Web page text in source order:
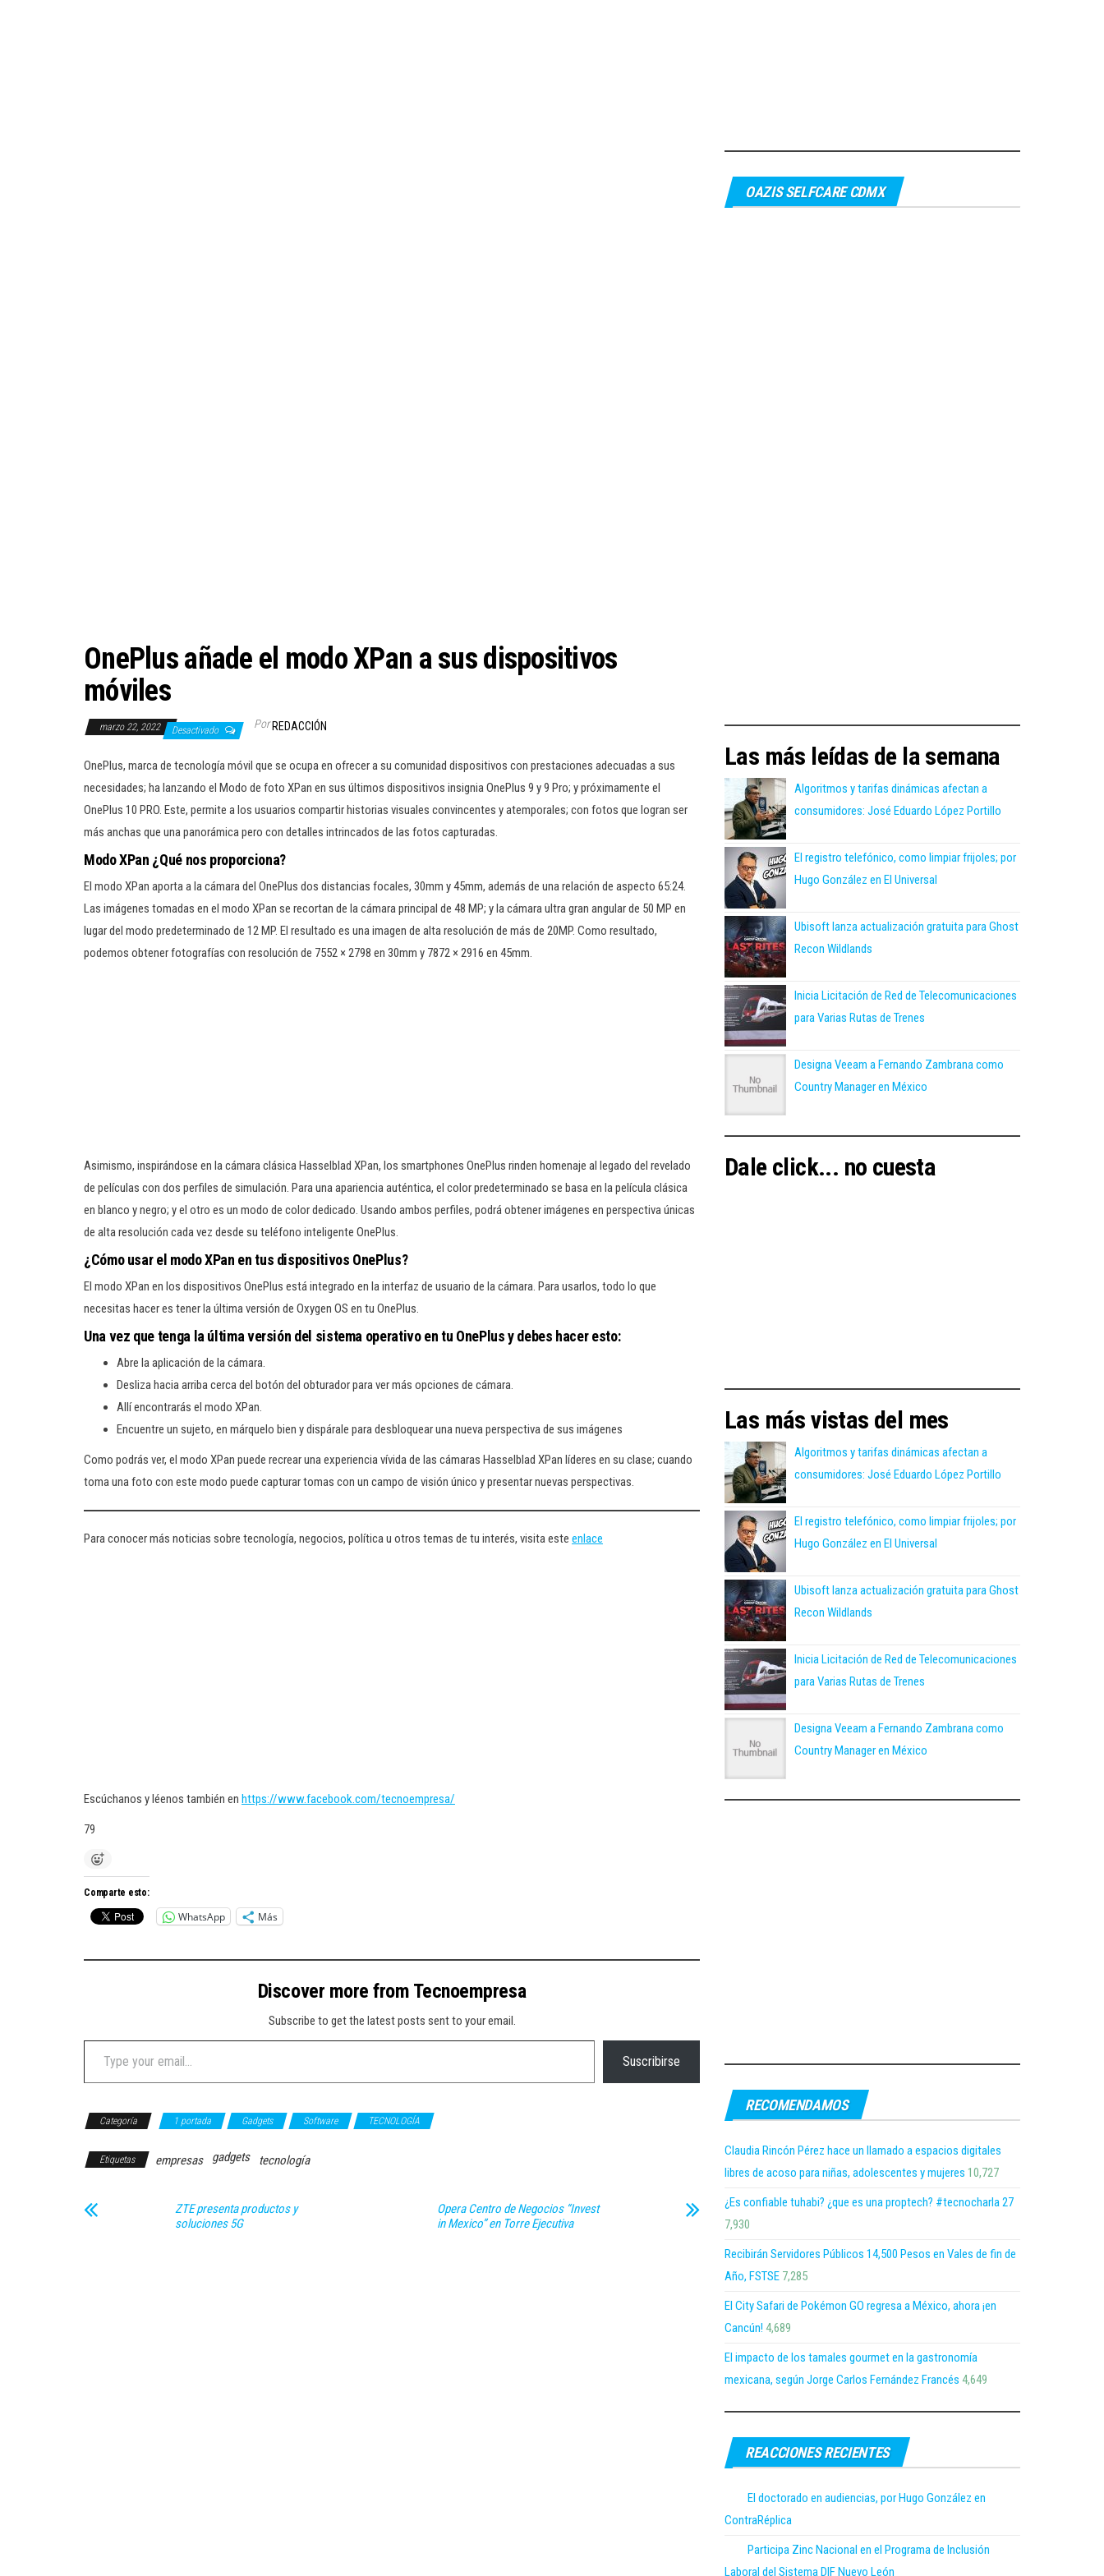
OnePlus añade el modo XPan a sus dispositivos
móviles
marzo 22, 2022 Desactivado Por REDACCIÓN
OnePlus, marca de tecnología móvil que se ocupa en ofrecer a su comunidad dispositivos con prestaciones adecuadas a sus
necesidades; ha lanzando el Modo de foto XPan en sus últimos dispositivos insignia OnePlus 9 y 9 Pro; y próximamente el
OnePlus 10 PRO. Este, permite a los usuarios compartir historias visuales convincentes y atemporales; con fotos que logran ser
más anchas que una panorámica pero con detalles intrincados de las fotos capturadas.
Modo XPan ¿Qué nos proporciona?
El modo XPan aporta a la cámara del OnePlus dos distancias focales, 30mm y 45mm, además de una relación de aspecto 65:24.
Las imágenes tomadas en el modo XPan se recortan de la cámara principal de 48 MP; y la cámara ultra gran angular de 50 MP en
lugar del modo predeterminado de 12 MP. El resultado es una imagen de alta resolución de más de 20MP. Como resultado,
podemos obtener fotografías con resolución de 7552 × 2798 en 30mm y 7872 × 2916 en 45mm.
Asimismo, inspirándose en la cámara clásica Hasselblad XPan, los smartphones OnePlus rinden homenaje al legado del revelado
de películas con dos perfiles de simulación. Para una apariencia auténtica, el color predeterminado se basa en la película clásica
en blanco y negro; y el otro es un modo de color dedicado. Usando ambos perfiles, podrá obtener imágenes en perspectiva únicas
de alta resolución cada vez desde su teléfono inteligente OnePlus.
¿Cómo usar el modo XPan en tus dispositivos OnePlus?
El modo XPan en los dispositivos OnePlus está integrado en la interfaz de usuario de la cámara. Para usarlos, todo lo que
necesitas hacer es tener la última versión de Oxygen OS en tu OnePlus.
Una vez que tenga la última versión del sistema operativo en tu OnePlus y debes hacer esto:
Abre la aplicación de la cámara.
Desliza hacia arriba cerca del botón del obturador para ver más opciones de cámara.
Allí encontrarás el modo XPan.
Encuentre un sujeto, en márquelo bien y dispárale para desbloquear una nueva perspectiva de sus imágenes
Como podrás ver, el modo XPan puede recrear una experiencia vívida de las cámaras Hasselblad XPan líderes en su clase; cuando
toma una foto con este modo puede capturar tomas con un campo de visión único y presentar nuevas perspectivas.
Para conocer más noticias sobre tecnología, negocios, política u otros temas de tu interés, visita este enlace
Escúchanos y léenos también en https://www.facebook.com/tecnoempresa/
79
Comparte esto:
WhatsApp Más
Discover more from Tecnoempresa
Subscribe to get the latest posts sent to your email.
Type your email…
Suscribirse
Categoría 1 portada Gadgets Software TECNOLOGÍA
Etiquetas empresas gadgets tecnología
ZTE presenta productos y
soluciones 5G
Opera Centro de Negocios “Invest
in Mexico” en Torre Ejecutiva
OAZIS SELFCARE CDMX
Las más leídas de la semana
Algoritmos y tarifas dinámicas afectan a
consumidores: José Eduardo López Portillo
El registro telefónico, como limpiar frijoles; por
Hugo González en El Universal
Ubisoft lanza actualización gratuita para Ghost
Recon Wildlands
Inicia Licitación de Red de Telecomunicaciones
para Varias Rutas de Trenes
Designa Veeam a Fernando Zambrana como
Country Manager en México
Dale click... no cuesta
Las más vistas del mes
Algoritmos y tarifas dinámicas afectan a
consumidores: José Eduardo López Portillo
El registro telefónico, como limpiar frijoles; por
Hugo González en El Universal
Ubisoft lanza actualización gratuita para Ghost
Recon Wildlands
Inicia Licitación de Red de Telecomunicaciones
para Varias Rutas de Trenes
Designa Veeam a Fernando Zambrana como
Country Manager en México
RECOMENDAMOS
Claudia Rincón Pérez hace un llamado a espacios digitales
libres de acoso para niñas, adolescentes y mujeres 10,727
¿Es confiable tuhabi? ¿que es una proptech? #tecnocharla 27
7,930
Recibirán Servidores Públicos 14,500 Pesos en Vales de fin de
Año, FSTSE 7,285
El City Safari de Pokémon GO regresa a México, ahora ¡en
Cancún! 4,689
El impacto de los tamales gourmet en la gastronomía
mexicana, según Jorge Carlos Fernández Francés 4,649
REACCIONES RECIENTES
El doctorado en audiencias, por Hugo González en
ContraRéplica
Participa Zinc Nacional en el Programa de Inclusión
Laboral del Sistema DIF Nuevo León